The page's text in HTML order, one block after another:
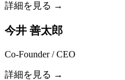
詳細を見る →
今井 善太郎
Co-Founder / CEO
詳細を見る →